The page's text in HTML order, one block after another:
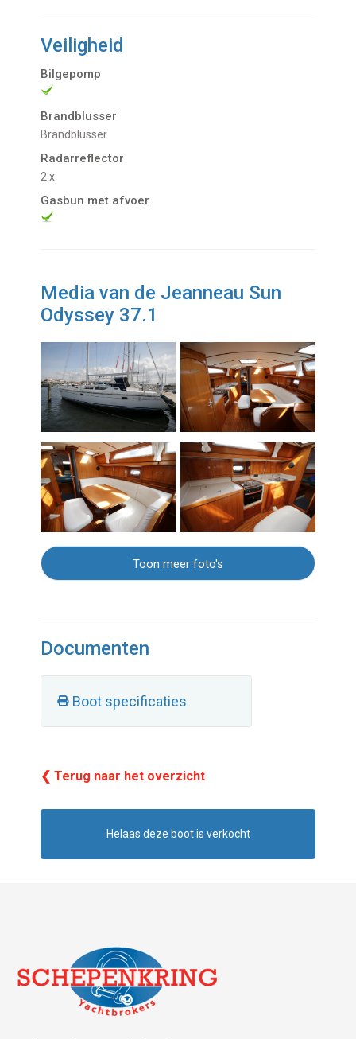
Veiligheid
Bilgepomp
Brandblusser
Brandblusser
Radarreflector
2 x
Gasbun met afvoer
Media van de Jeanneau Sun
Odyssey 37.1
Toon meer foto's
Documenten
Boot specificaties
❮ Terug naar het overzicht
Helaas deze boot is verkocht